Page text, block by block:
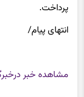
پرداخت.
انتهای پیام/
مشاهده خبر در